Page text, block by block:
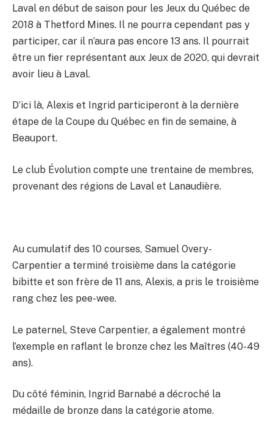
Laval en début de saison pour les Jeux du Québec de
2018 à Thetford Mines. Il ne pourra cependant pas y
participer, car il n’aura pas encore 13 ans. Il pourrait
être un fier représentant aux Jeux de 2020, qui devrait
avoir lieu à Laval.
D’ici là, Alexis et Ingrid participeront à la dernière
étape de la Coupe du Québec en fin de semaine, à
Beauport.
Le club Évolution compte une trentaine de membres,
provenant des régions de Laval et Lanaudière.
Au cumulatif des 10 courses, Samuel Overy-
Carpentier a terminé troisième dans la catégorie
bibitte et son frère de 11 ans, Alexis, a pris le troisième
rang chez les pee-wee.
Le paternel, Steve Carpentier, a également montré
l’exemple en raflant le bronze chez les Maîtres (40-49
ans).
Du côté féminin, Ingrid Barnabé a décroché la
médaille de bronze dans la catégorie atome.